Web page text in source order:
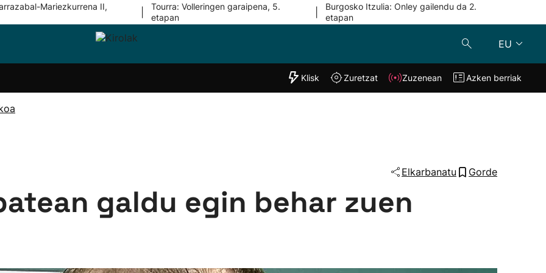
Mariezkurrena II,
Tourra: Volleringen garaipena, 5.
etapan
Burgosko Itzulia: Onley gailendu da 2.
etapan
EU
Taldeak
"Helmuga"
Klisk Zuzenean
Klisk Zuretzat Zuzenean Azken berriak
Elkarbanatu Gorde
galdu egin behar zuen